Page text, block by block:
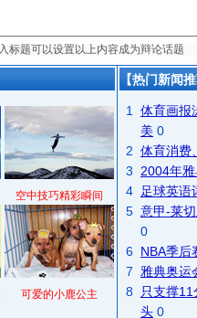
空中技巧精彩瞬间
可爱的小鹿公主
【热门新闻
1
体育画报
美 0
2 体育消费
3
2004年
4
足球英语
5 意甲-莱
0
6 NBA季后
7
雅典奥运
8
只支撑
头 0